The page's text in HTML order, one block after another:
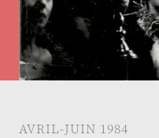
AVRIL-JUIN 1984